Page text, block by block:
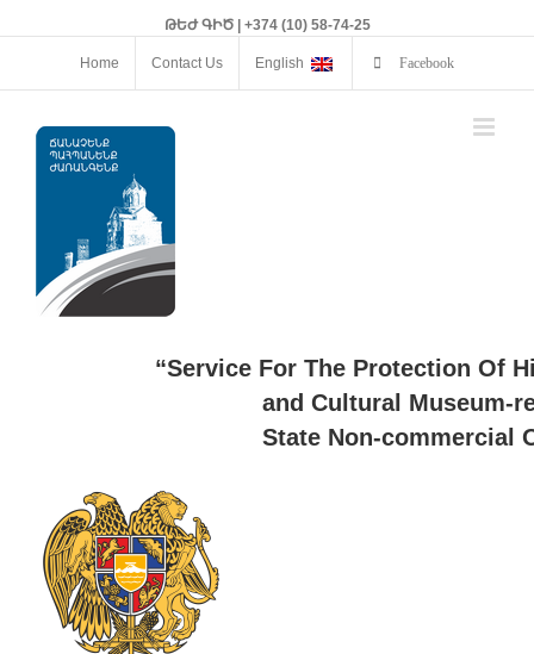
ԹԵԺ ԳԻԾ | +374 (10) 58-74-25
Home Contact Us English Facebook
“Service For The Protection Of
and Cultural Museum-
State Non-commercial